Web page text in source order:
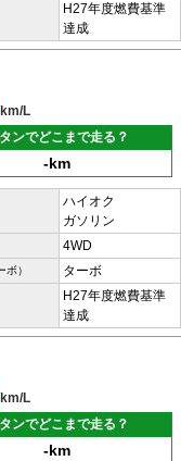
H27年度燃費基準
達成
L
ンでどこまで走る？
-km
ハイオク
ガソリン
4WD
ボ） ターボ
H27年度燃費基準
達成
L
ンでどこまで走る？
-km